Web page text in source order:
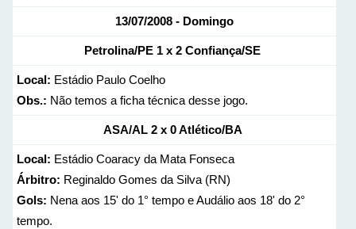
13/07/2008 - Domingo
Petrolina/PE 1 x 2 Confiança/SE
Local: Estádio Paulo Coelho
Obs.: Não temos a ficha técnica desse jogo.
ASA/AL 2 x 0 Atlético/BA
Local: Estádio Coaracy da Mata Fonseca
Árbitro: Reginaldo Gomes da Silva (RN)
Gols: Nena aos 15' do 1° tempo e Audálio aos 18' do 2°
tempo.